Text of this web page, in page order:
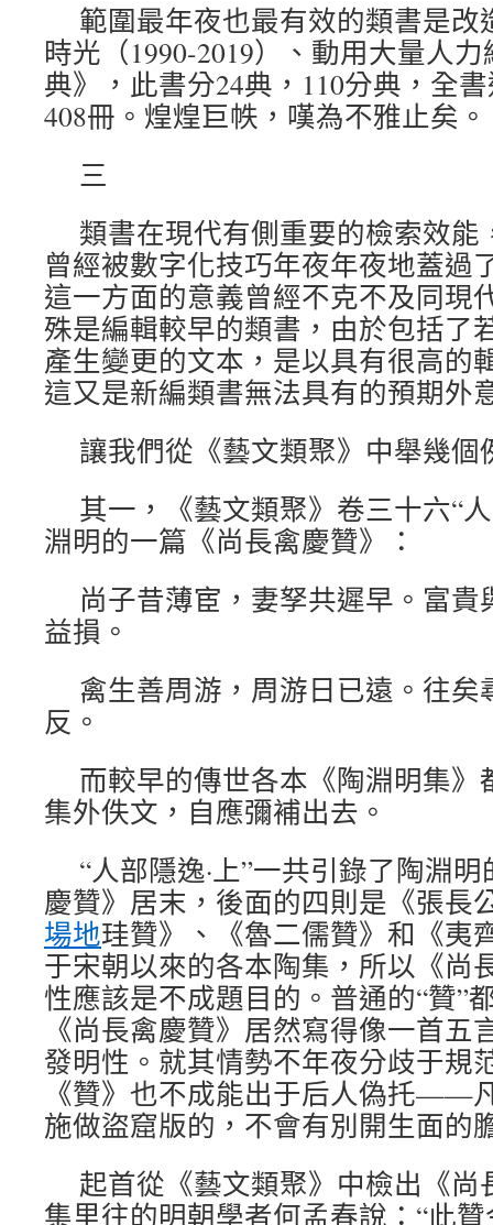
範圍最年夜也最有效的類書是
時光（1990-2019）、動用大量人
典》，此書分24典，110分典，全
408冊。煌煌巨帙，嘆為不雅止矣。
三
類書在現代有側重要的檢索效
曾經被數字化技巧年夜年夜地蓋過
這一方面的意義曾經不克不及同現
殊是編輯較早的類書，由於包括了
產生變更的文本，是以具有很高的
這又是新編類書無法具有的預期外
讓我們從《藝文類聚》中舉幾個
其一，《藝文類聚》卷三十六“
淵明的一篇《尚長禽慶贊》：
尚子昔薄宦，妻孥共遲早。富
益損。
禽生善周游，周游日已遠。往矣
反。
而較早的傳世各本《陶淵明集
集外佚文，自應彌補出去。
“人部隱逸·上”一共引錄了陶淵
慶贊》居末，後面的四則是《張長
場地珪贊》、《魯二儒贊》和《夷
于宋朝以來的各本陶集，所以《尚
性應該是不成題目的。普通的“贊”
《尚長禽慶贊》居然寫得像一首五
發明性。就其情勢不年夜分歧于規
《贊》也不成能出于后人偽托——
施做盜窟版的，不會有別開生面的
起首從《藝文類聚》中檢出《
集里往的明朝學者何孟春說：“此